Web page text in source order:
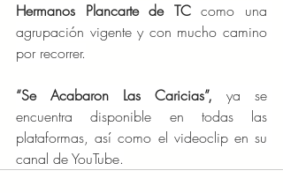
Hermanos Plancarte de TC como una
agrupación vigente y con mucho camino
por recorrer.
“Se Acabaron Las Caricias”, ya se
encuentra disponible en todas las
plataformas, así como el videoclip en su
canal de YouTube.